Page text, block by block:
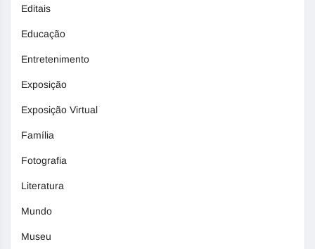
Editais
Educação
Entretenimento
Exposição
Exposição Virtual
Família
Fotografia
Literatura
Mundo
Museu